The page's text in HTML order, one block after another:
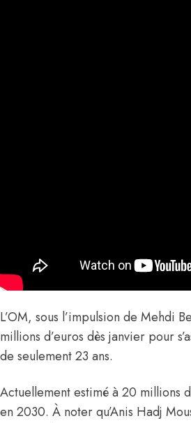
L’OM, sous l’impulsion de Mehdi
millions d’euros dès janvier pour
de seulement23 ans.
Actuellement estimé à 20 millions
en 2030. À noter qu’Anis Hadj